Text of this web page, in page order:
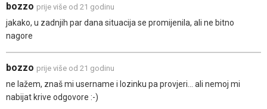
bozzo prije više od 21 godinu
jakako, u zadnjih par dana situacija se promijenila, ali ne bitno
nagore
bozzo prije više od 21 godinu
ne lažem, znaš mi username i lozinku pa provjeri... ali nemoj mi
nabijat krive odgovore :-)